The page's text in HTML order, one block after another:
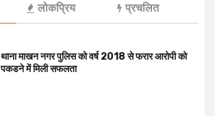
लोकप्रिय प्रचलित
थाना माखन नगर पुलिस को वर्ष 2018 से फरार आरोपी को
पकडने में मिली सफलता